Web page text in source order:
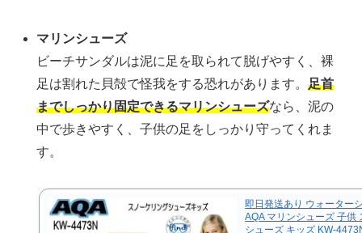
マリンシューズ
ビーチサンダルは泥に足を取られて脱げやすく、裸
足は割れた貝殻で怪我をする恐れがあります。足首
までしっかり固定できるマリンシューズなら、泥の
中で歩きやすく、子供の足をしっかり守ってくれま
す。
即日発送あり ウォーター
AQA マリンシューズ 子供
シューズ キッズ KW-